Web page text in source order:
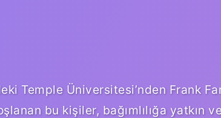
Temple Üniversitesi’nden Frank
bu kişiler, bağımlılığa yatkın